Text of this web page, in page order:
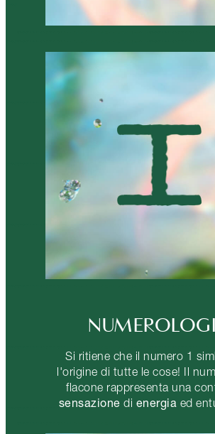
Si ritiene che il numero 1
l'origine di tutte le cose! Il
flacone rappresenta una
sensazione di energia ed